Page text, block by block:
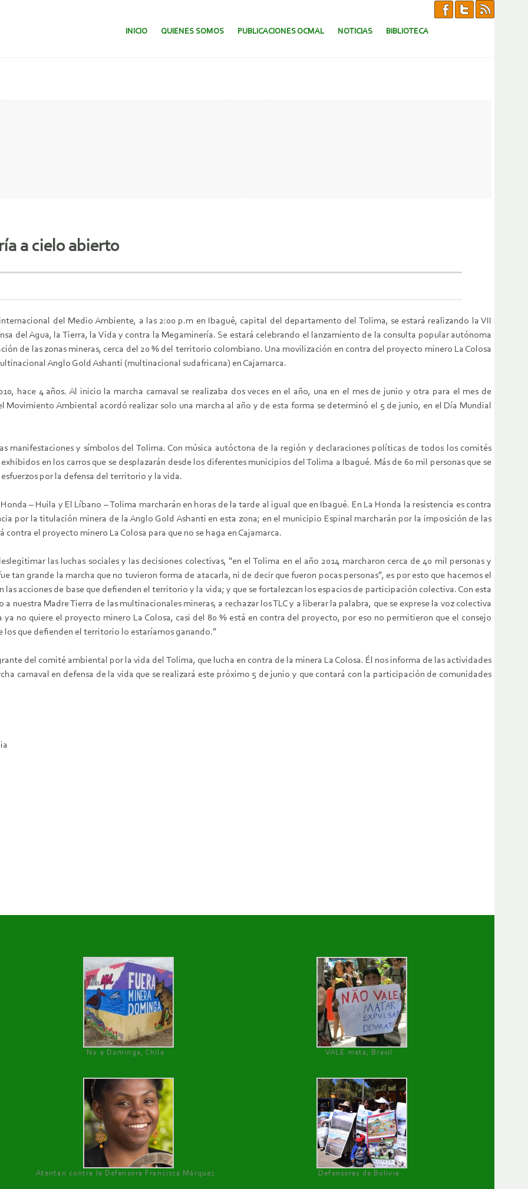
SALTAR AL CONTENIDO.
INICIO QUIENES SOMOS PUBLICACIONES OCMAL NOTICIAS BIBLIOTECA
a cielo abierto
del Medio Ambiente, a las 2:00 p.m en Ibagué, capital del departamento del Tolima, se estará realizando la VII
del Agua, la Tierra, la Vida y contra la Megaminería. Se estará celebrando el lanzamiento de la consulta popular autónoma
de las zonas mineras, cerca del 20 % del territorio colombiano. Una movilización en contra del proyecto minero La Colosa
Anglo Gold Ashanti (multinacional sudafricana) en Cajamarca.
hace 4 años. Al inicio la marcha carnaval se realizaba dos veces en el año, una en el mes de junio y otra para el mes de
Movimiento Ambiental acordó realizar solo una marcha al año y de esta forma se determinó el 5 de junio, en el Día Mundial
manifestaciones y símbolos del Tolima. Con música autóctona de la región y declaraciones políticas de todos los comités
en los carros que se desplazarán desde los diferentes municipios del Tolima a Ibagué. Más de 60 mil personas que se
por la defensa del territorio y la vida.
– Huila y El Líbano – Tolima marcharán en horas de la tarde al igual que en Ibagué. En La Honda la resistencia es contra
por la titulación minera de la Anglo Gold Ashanti en esta zona; en el municipio Espinal marcharán por la imposición de las
el proyecto minero La Colosa para que no se haga en Cajamarca.
las luchas sociales y las decisiones colectivas, “en el Tolima en el año 2014 marcharon cerca de 40 mil personas y
tan grande la marcha que no tuvieron forma de atacarla, ni de decir que fueron pocas personas”, es por esto que hacemos el
acciones de base que defienden el territorio y la vida; y que se fortalezcan los espacios de participación colectiva. Con esta
nuestra Madre Tierra de las multinacionales mineras, a rechazar los TLC y a liberar la palabra, que se exprese la voz colectiva
no quiere el proyecto minero La Colosa, casi del 80 % está en contra del proyecto, por eso no permitieron que el consejo
que defienden el territorio lo estaríamos ganando.”
del comité ambiental por la vida del Tolima, que lucha en contra de la minera La Colosa. Él nos informa de las actividades
carnaval en defensa de la vida que se realizará este próximo 5 de junio y que contará con la participación de comunidades
No a Dominga, Chile
VALE mata, Brasil
Atentan contra la Defensora Francisca Márquez Defensoras de Bolivia